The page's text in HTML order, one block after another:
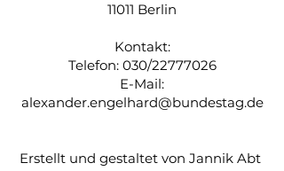
11011 Berlin
Kontakt:
Telefon: 030/22777026
E-Mail:
alexander.engelhard@bundestag.de
Erstellt und gestaltet von Jannik Abt